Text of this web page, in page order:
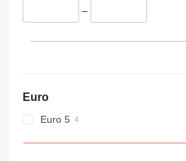
–
Euro
Euro 5